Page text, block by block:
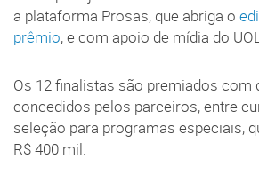
a plataforma Prosas, que abriga o
prêmio, e com apoio de mídia do
Os 12 finalistas são premiados com
concedidos pelos parceiros, entre
seleção para programas especiais,
R$ 400 mil.